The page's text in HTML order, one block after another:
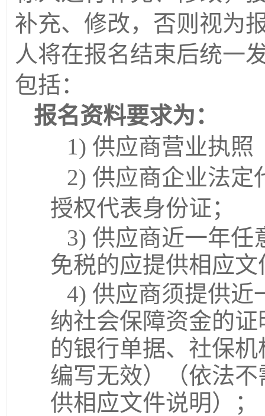
补充、修改，否则视为
人将在报名结束后统一
包括：
报名资料要求为：
1) 供应商营业执照
2) 供应商企业法定
授权代表身份证；
3) 供应商近一年任
免税的应提供相应
4) 供应商须提供近
纳社会保障资金的
的银行单据、社保
编写无效）（依法
供相应文件说明）；